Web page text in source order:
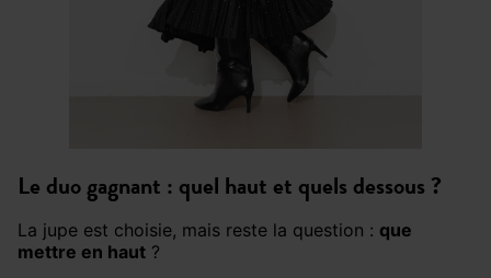
Le duo gagnant : quel haut et quels dessous ?
La jupe est choisie, mais reste la question : que
mettre en haut ?